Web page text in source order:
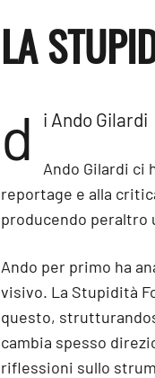
LA
d i Ando Gilardi
Ando Gilardi ci
reportage e alla
producendo peraltro
Ando per primo ha
visivo. La Stupidità
questo,
cambia spesso
riflessioni sullo